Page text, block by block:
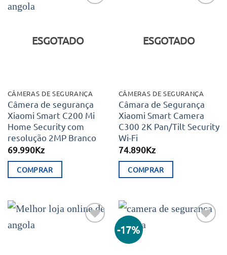
ESGOTADO
CÂMERAS DE SEGURANÇA
Câmera de segurança
Xiaomi Smart C200 Mi
Home Security com
resolução 2MP Branco
69.990Kz
COMPRAR
ESGOTADO
CÂMERAS DE SEGURANÇA
Câmara de Segurança
Xiaomi Smart Camera
C300 2K Pan/Tilt Security
Wi-Fi
74.890Kz
COMPRAR
-17%